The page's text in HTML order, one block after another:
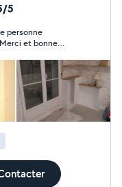
5
personne
et bonne